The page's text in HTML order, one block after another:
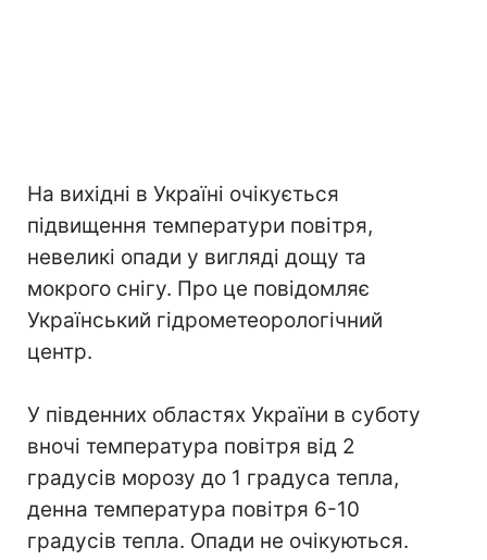
На вихідні в Україні очікується
підвищення температури повітря,
невеликі опади у вигляді дощу та
мокрого снігу. Про це повідомляє
Український гідрометеорологічний
центр.
У південних областях України в суботу
вночі температура повітря від 2
градусів морозу до 1 градуса тепла,
денна температура повітря 6-10
градусів тепла. Опади не очікуються.